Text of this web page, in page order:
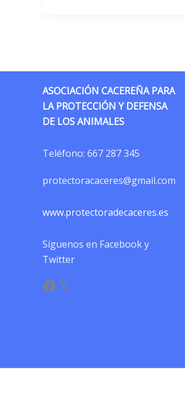
ASOCIACIÓN CACEREÑA PARA
LA PROTECCIÓN Y DEFENSA
DE LOS ANIMALES
Teléfono: 667 287 345
protectoracaceres@gmail.com
www.protectoradecaceres.es
Síguenos en Facebook y
Twitter
Facebook
X